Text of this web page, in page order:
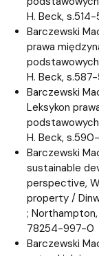
H. Beck,
Barczewski
prawa
H. Beck,
Barczewski
Leksykon
H. Beck,
Barczewski
sustainable
perspective,
property /
; Northampton,
78254-997-0
Barczewski